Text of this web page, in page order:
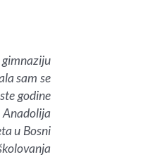
gimnaziju
sam se
godine
Anadolija
u Bosni